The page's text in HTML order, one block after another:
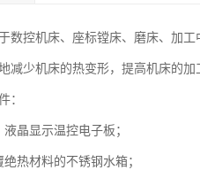
数控机床、座标镗床、磨床、加
减少机床的热变形，提高机床的加
：
晶显示温控电子板；
热材料的不锈钢水箱；